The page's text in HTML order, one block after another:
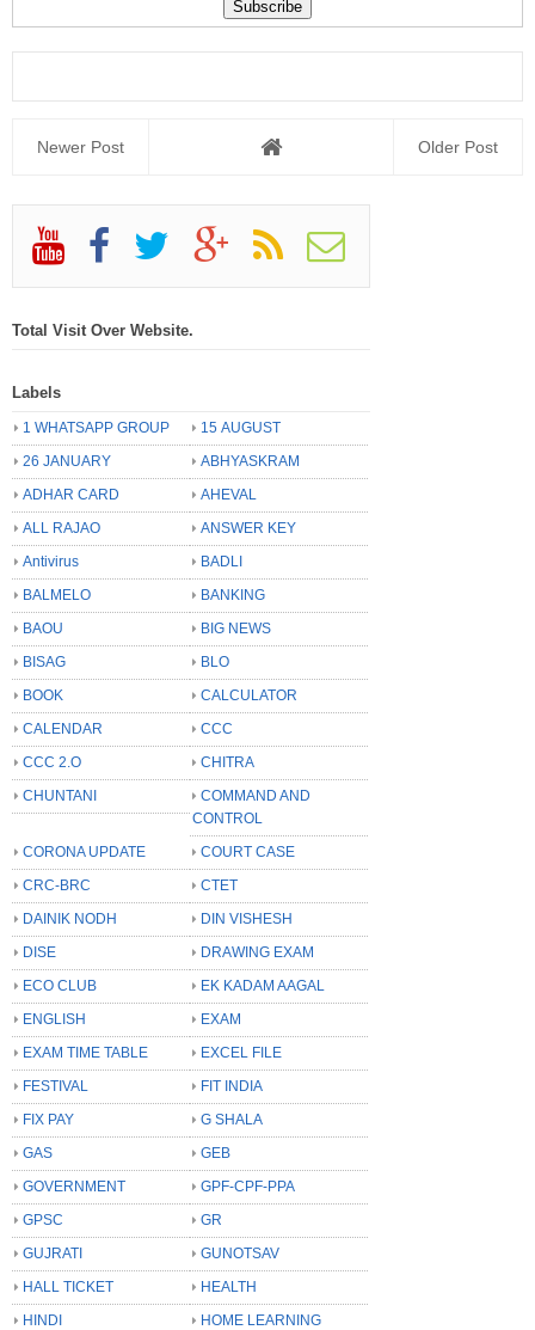
Newer Post Older Post
Total Visit Over Website.
Labels
1 WHATSAPP GROUP
15 AUGUST
26 JANUARY
ABHYASKRAM
ADHAR CARD
AHEVAL
ALL RAJAO
ANSWER KEY
Antivirus
BADLI
BALMELO
BANKING
BAOU
BIG NEWS
BISAG
BLO
BOOK
CALCULATOR
CALENDAR
CCC
CCC 2.O
CHITRA
CHUNTANI
COMMAND AND
CONTROL
CORONA UPDATE
COURT CASE
CRC-BRC
CTET
DAINIK NODH
DIN VISHESH
DISE
DRAWING EXAM
ECO CLUB
EK KADAM AAGAL
ENGLISH
EXAM
EXAM TIME TABLE
EXCEL FILE
FESTIVAL
FIT INDIA
FIX PAY
G SHALA
GAS
GEB
GOVERNMENT
GPF-CPF-PPA
GPSC
GR
GUJRATI
GUNOTSAV
HALL TICKET
HEALTH
HINDI
HOME LEARNING